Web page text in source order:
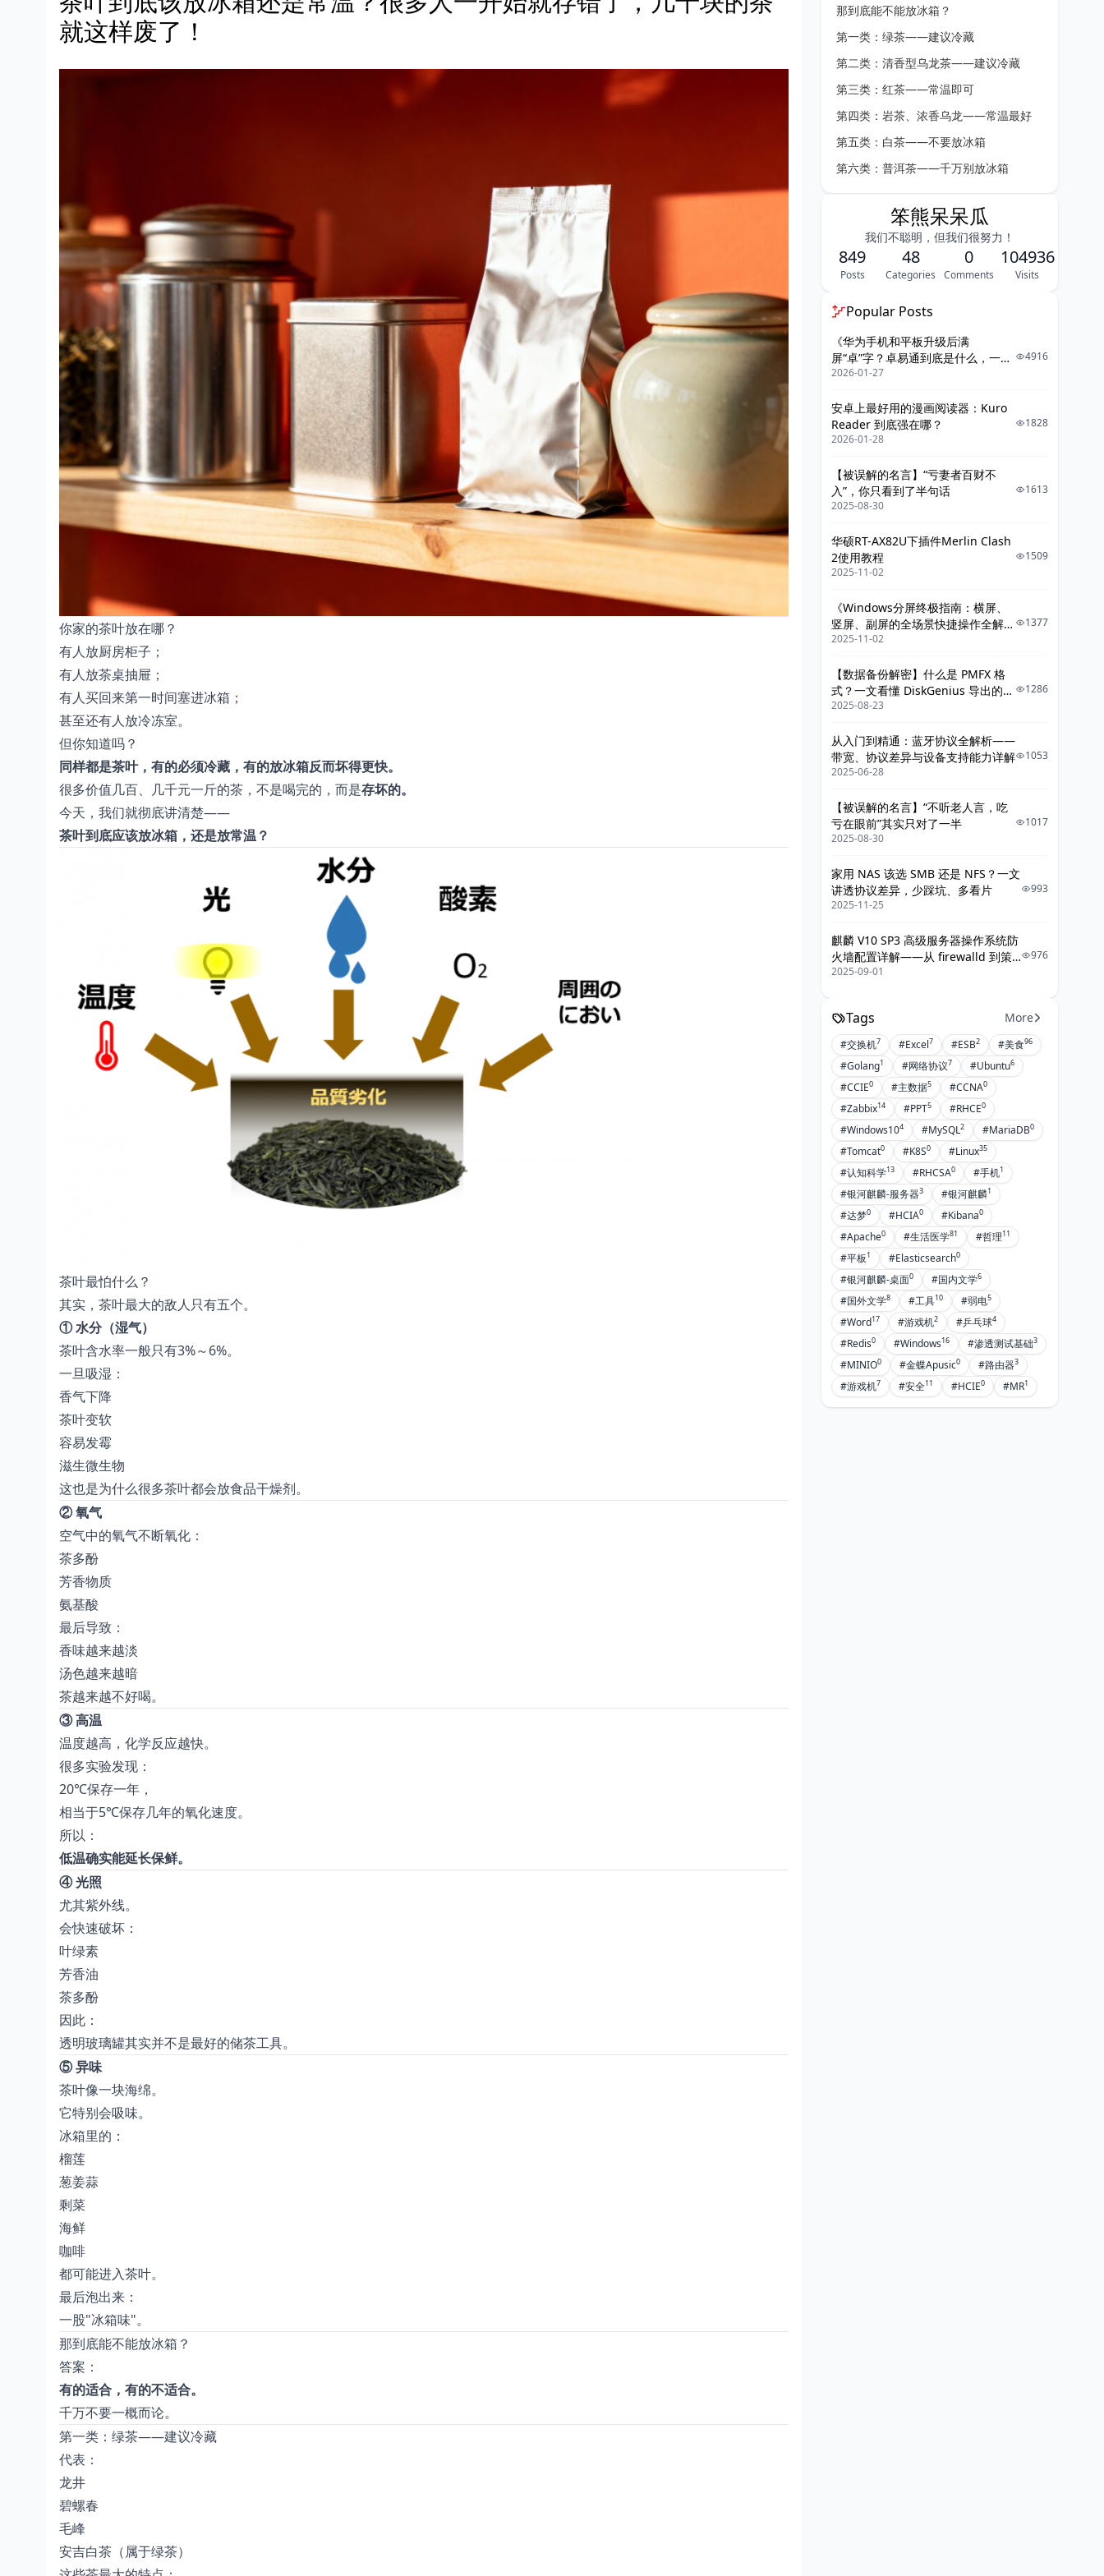
就这样废了！
你家的茶叶放在哪？
有人放厨房柜子；
有人放茶桌抽屉；
有人买回来第一时间塞进冰箱；
甚至还有人放冷冻室。
但你知道吗？
同样都是茶叶，有的必须冷藏，有的放冰箱反而坏得更快。
很多价值几百、几千元一斤的茶，不是喝完的，而是存坏的。
今天，我们就彻底讲清楚——
茶叶到底应该放冰箱，还是放常温？
茶叶最怕什么？
其实，茶叶最大的敌人只有五个。
① 水分（湿气）
茶叶含水率一般只有3%～6%。
一旦吸湿：
香气下降
茶叶变软
容易发霉
滋生微生物
这也是为什么很多茶叶都会放食品干燥剂。
② 氧气
空气中的氧气不断氧化：
茶多酚
芳香物质
氨基酸
最后导致：
香味越来越淡
汤色越来越暗
茶越来越不好喝。
③ 高温
温度越高，化学反应越快。
很多实验发现：
20℃保存一年，
相当于5℃保存几年的氧化速度。
所以：
低温确实能延长保鲜。
④ 光照
尤其紫外线。
会快速破坏：
叶绿素
芳香油
茶多酚
因此：
透明玻璃罐其实并不是最好的储茶工具。
⑤ 异味
茶叶像一块海绵。
它特别会吸味。
冰箱里的：
榴莲
葱姜蒜
剩菜
海鲜
咖啡
都可能进入茶叶。
最后泡出来：
一股"冰箱味"。
那到底能不能放冰箱？
答案：
有的适合，有的不适合。
千万不要一概而论。
第一类：绿茶——建议冷藏
代表：
龙井
碧螺春
毛峰
安吉白茶（属于绿茶）
那到底能不能放冰箱？
第一类：绿茶——建议冷藏
第二类：清香型乌龙茶——建议冷藏
第三类：红茶——常温即可
第四类：岩茶、浓香乌龙——常温最好
第五类：白茶——不要放冰箱
第六类：普洱茶——千万别放冰箱
茶叶罐到底怎么选？
家里的冰箱，真的适合放茶吗？
很多人忽略的一个细节：茶叶不是“越冷
最后总结：不同茶叶，不同保存方法
写在最后
笨熊呆呆瓜
我们不聪明，但我们很努力！
849
Posts
48
Categories
0
Comments
104936
Visits
Popular Posts
《华为手机和平板升级后满
屏“卓”字？卓易通到底是什么，一篇
给你讲明白》
2026-01-27
4916
安卓上最好用的漫画阅读器：Kuro
Reader 到底强在哪？
2026-01-28
1828
【被误解的名言】“亏妻者百财不
入”，你只看到了半句话
2025-08-30
1613
华硕RT-AX82U下插件Merlin Clash
2使用教程
2025-11-02
1509
《Windows分屏终极指南：横屏、
竖屏、副屏的全场景快捷操作全解
析》
2025-11-02
1377
【数据备份解密】什么是 PMFX 格
式？一文看懂 DiskGenius 导出的整
机系统镜像
2025-08-23
1286
从入门到精通：蓝牙协议全解析——
带宽、协议差异与设备支持能力详解
2025-06-28
1053
【被误解的名言】“不听老人言，吃
亏在眼前”其实只对了一半
2025-08-30
1017
家用 NAS 该选 SMB 还是 NFS？一文
讲透协议差异，少踩坑、多看片
2025-11-25
993
麒麟 V10 SP3 高级服务器操作系统防
火墙配置详解——从 firewalld 到策
略落地的最佳实践
2025-09-01
976
Tags More
#交换机7 #Excel7 #ESB2 #美食96
#Golang1 #网络协议7 #Ubuntu6
#CCIE0 #主数据5 #CCNA0
#Zabbix14 #PPT5 #RHCE0
#Windows104 #MySQL2 #MariaDB0
#Tomcat0 #K8S0 #Linux35
#认知科学13 #RHCSA0 #手机1
#银河麒麟-服务器3 #银河麒麟1
#达梦0 #HCIA0 #Kibana0
#Apache0 #生活医学81 #哲理11
#平板1 #Elasticsearch0
#银河麒麟-桌面0 #国内文学6
#国外文学8 #工具10 #弱电5
#Word17 #游戏机2 #乒乓球4
#Redis0 #Windows16 #渗透测试基础3
#MINIO0 #金蝶Apusic0 #路由器3
#游戏机7 #安全11 #HCIE0 #MR1